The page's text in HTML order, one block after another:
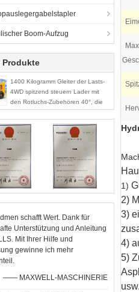
Boom-Aufzug
Produkte
1400 Kilogramm Gleiter der Lasts-
4WD spitzend steuern Lader mit
den Rotluchs-Zubehören 40°, die
Winkel entleeren
schafft Wert. Dank für
Unterstützung und Anleitung
Mit Ihrer Hilfe und
gewinne ich mehr
—— MAXWELL-MASCHINERIE
1)
2)
3)
4)
5)